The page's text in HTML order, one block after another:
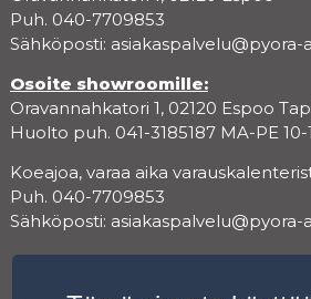
Puh. 040-7709853
Sähköposti: asiakaspalvelu@pyora-
Osoite showroomille:
Oravannahkatori 1, 02120 Espoo
Huolto puh. 041-3185187 MA-PE 10-
Koeajoa, varaa aika
Puh. 040-7709853
Sähköposti: asiakaspalvelu@pyora-